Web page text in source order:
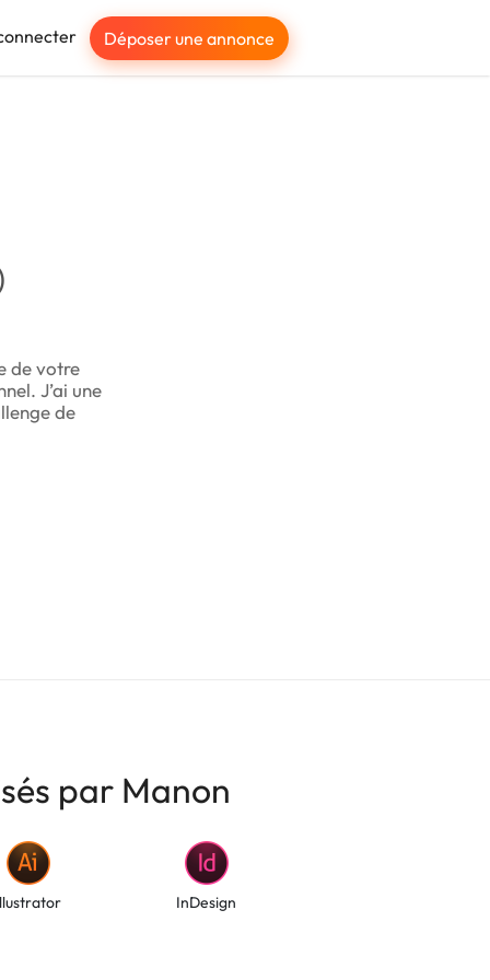
Déposer une annonce
de votre
J’ai une
de
par Manon
InDesign